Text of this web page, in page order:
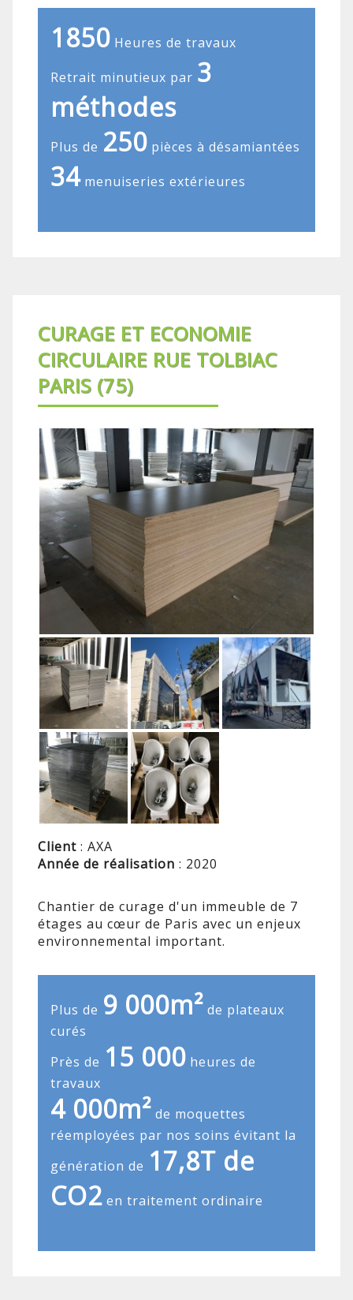
1850 Heures de travaux
Retrait minutieux par 3
méthodes
Plus de 250 pièces à désamiantées
34menuiseries extérieures
CURAGE ET ECONOMIE
CIRCULAIRE RUE TOLBIAC
PARIS (75)
Client : AXA
Année de réalisation : 2020
Chantier de curage d'un immeuble de 7
étages au cœur de Paris avec un enjeux
environnemental important.
Plus de 9 000m² de plateaux
curés
Près de 15 000 heures de
travaux
4 000m² de moquettes
réemployées par nos soins évitant la
génération de 17,8T de
CO2 en traitement ordinaire